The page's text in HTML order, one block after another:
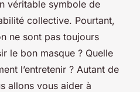
véritable symbole de
collective. Pourtant,
ne sont pas toujours
le bon masque ? Quelle
l’entretenir ? Autant de
allons vous aider à